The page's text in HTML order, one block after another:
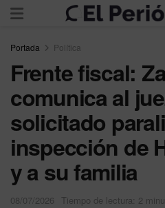
Portada Política
Frente fiscal:
comunica al
solicitado
inspección de
y a su familia
08/07/2026 Tiempo de lectura: 2